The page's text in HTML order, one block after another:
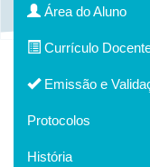
Área do Aluno
Currículo
Emissão e
Protocolos
História